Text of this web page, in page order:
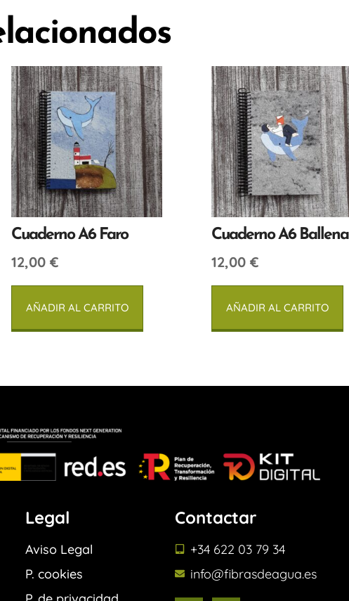
Cuaderno A6 Faro
12,00 €
AÑADIR AL CARRITO
Cuaderno A6 Ballena
12,00 €
AÑADIR AL CARRITO
Legal
Aviso Legal
P. cookies
Contactar
+34 622 03 79 34
info@fibrasdeagua.es